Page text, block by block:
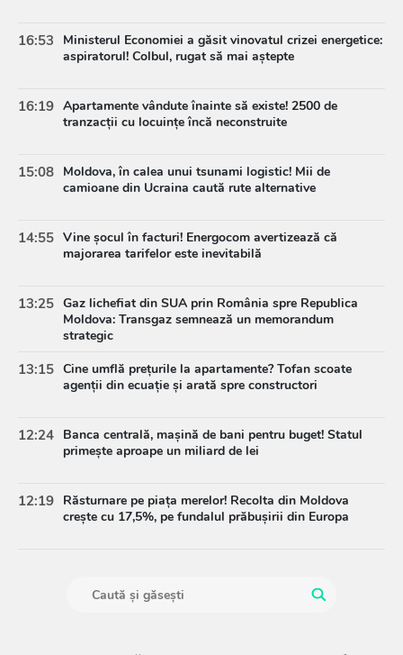
16:53
Ministerul Economiei a găsit vinovatul crizei energetice:
aspiratorul! Colbul, rugat să mai aștepte
16:19 Apartamente vândute înainte să existe! 2500 de
tranzacții cu locuințe încă neconstruite
15:08 Moldova, în calea unui tsunami logistic! Mii de
camioane din Ucraina caută rute alternative
14:55 Vine șocul în facturi! Energocom avertizează că
majorarea tarifelor este inevitabilă
13:25 Gaz lichefiat din SUA prin România spre Republica
Moldova: Transgaz semnează un memorandum
strategic
13:15 Cine umflă prețurile la apartamente? Tofan scoate
agenții din ecuație și arată spre constructori
12:24 Banca centrală, mașină de bani pentru buget! Statul
primește aproape un miliard de lei
12:19 Răsturnare pe piața merelor! Recolta din Moldova
crește cu 17,5%, pe fundalul prăbușirii din Europa